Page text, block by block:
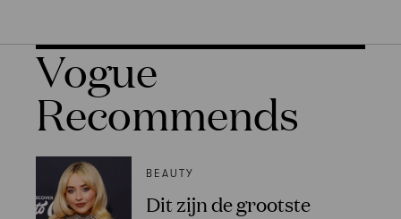
Vogue
Recommends
BEAUTY
Dit zijn de grootste